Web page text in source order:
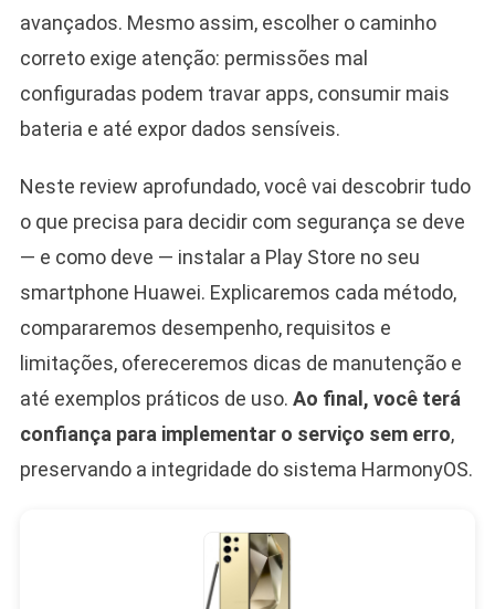
avançados. Mesmo assim, escolher o caminho
correto exige atenção: permissões mal
configuradas podem travar apps, consumir mais
bateria e até expor dados sensíveis.
Neste review aprofundado, você vai descobrir tudo
o que precisa para decidir com segurança se deve
— e como deve — instalar a Play Store no seu
smartphone Huawei. Explicaremos cada método,
compararemos desempenho, requisitos e
limitações, ofereceremos dicas de manutenção e
até exemplos práticos de uso. Ao final, você terá
confiança para implementar o serviço sem erro,
preservando a integridade do sistema HarmonyOS.